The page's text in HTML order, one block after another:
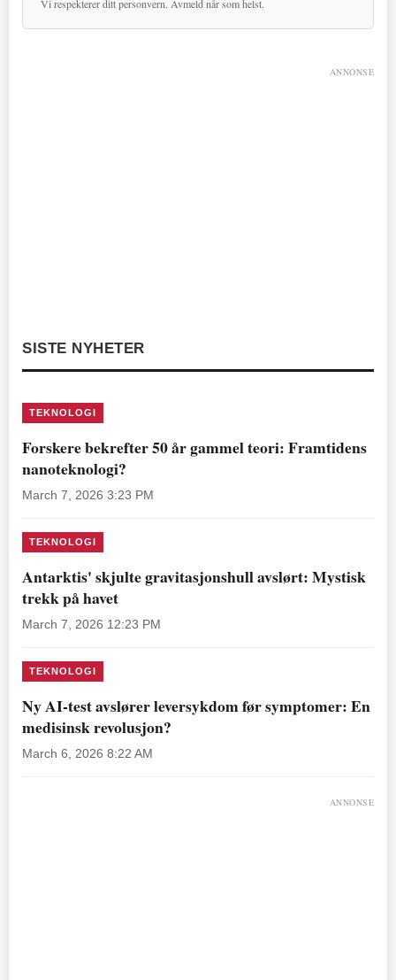
Vi respekterer ditt personvern. Avmeld når som helst.
ANNONSE
SISTE NYHETER
TEKNOLOGI
Forskere bekrefter 50 år gammel teori: Framtidens
nanoteknologi?
March 7, 2026 3:23 PM
TEKNOLOGI
Antarktis' skjulte gravitasjonshull avslørt: Mystisk
trekk på havet
March 7, 2026 12:23 PM
TEKNOLOGI
Ny AI-test avslører leversykdom før symptomer: En
medisinsk revolusjon?
March 6, 2026 8:22 AM
ANNONSE